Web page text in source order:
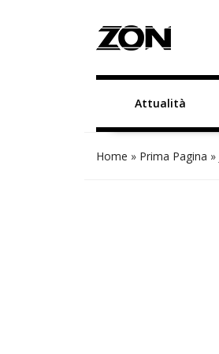
Attualità
Home » Prima Pagina »